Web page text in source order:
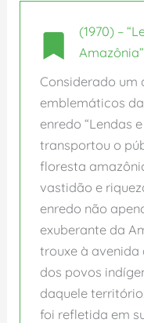
(1970) –
Amazônia”
Considerado um
emblemáticos
enredo “Lendas
transportou o
floresta
vastidão e
enredo não
exuberante da
trouxe à avenida
dos povos
daquele
foi refletida em